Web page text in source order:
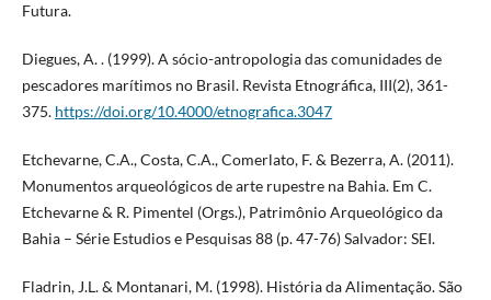
Futura.
Diegues, A. . (1999). A sócio-antropologia das comunidades de
pescadores marítimos no Brasil. Revista Etnográfica, III(2), 361-
375. https://doi.org/10.4000/etnografica.3047
Etchevarne, C.A., Costa, C.A., Comerlato, F. & Bezerra, A. (2011).
Monumentos arqueológicos de arte rupestre na Bahia. Em C.
Etchevarne & R. Pimentel (Orgs.), Patrimônio Arqueológico da
Bahia – Série Estudios e Pesquisas 88 (p. 47-76) Salvador: SEI.
Fladrin, J.L. & Montanari, M. (1998). História da Alimentação. São